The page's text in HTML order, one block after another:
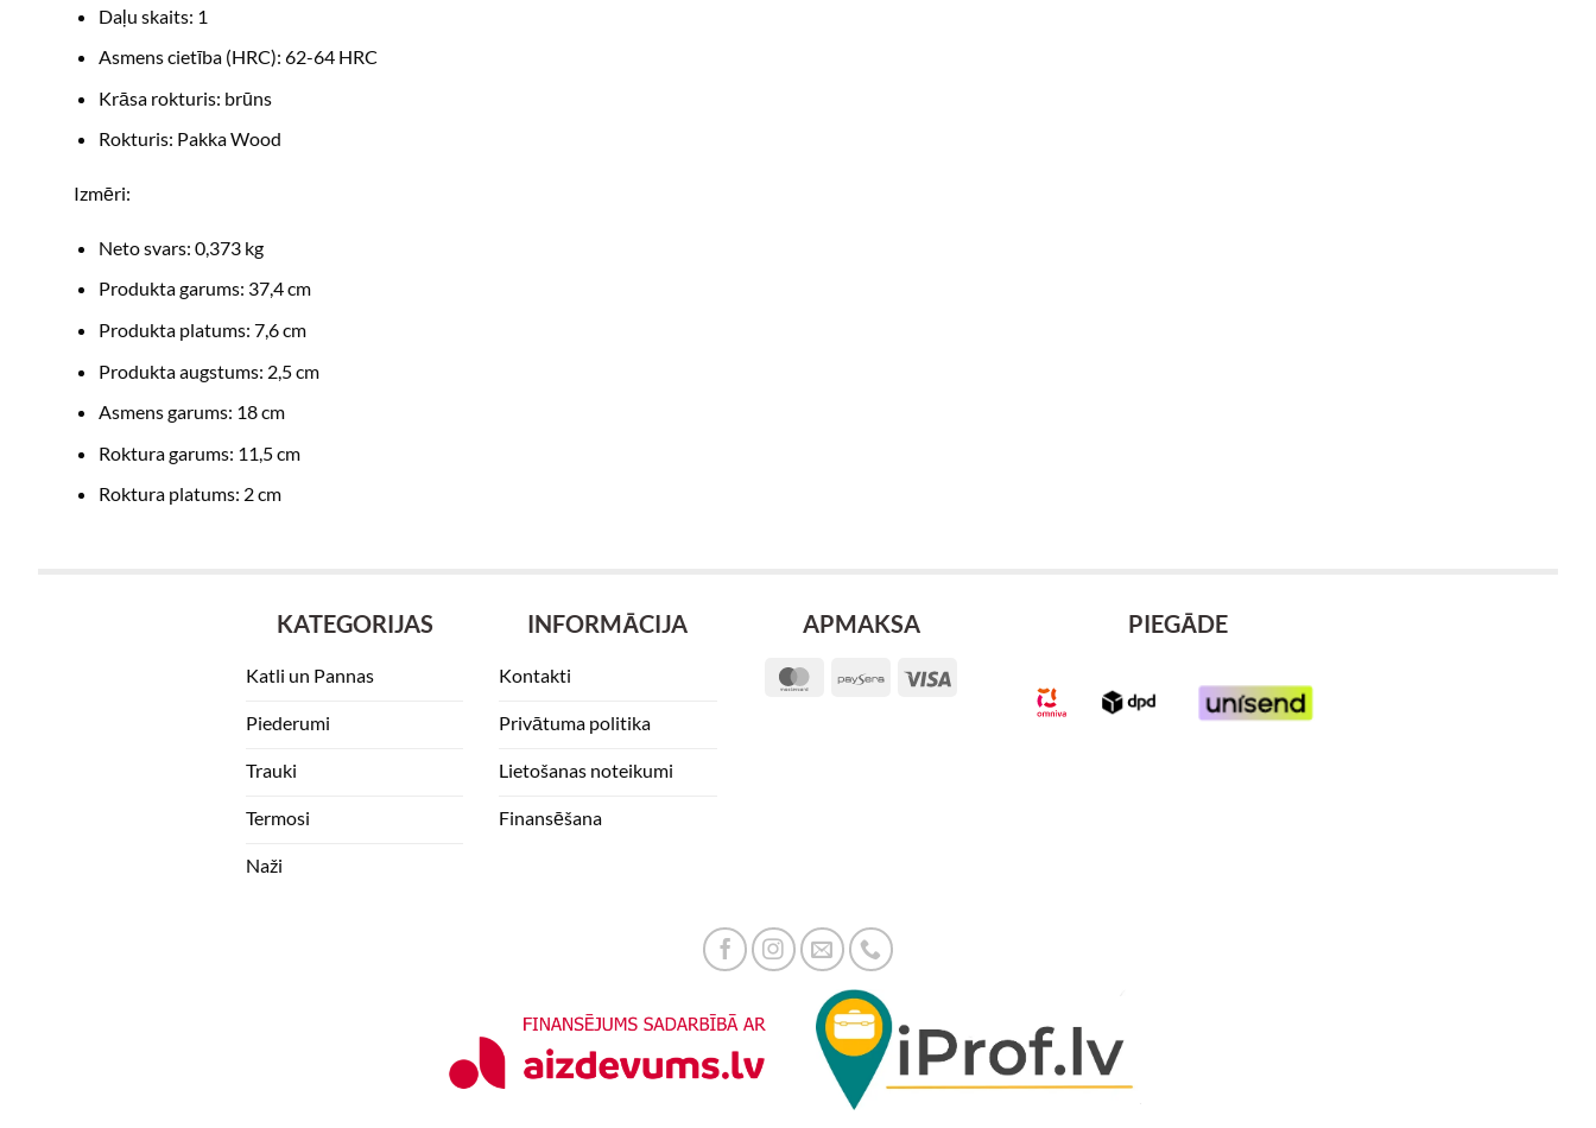
Daļu skaits: 1
Asmens cietība (HRC): 62-64 HRC
Krāsa rokturis: brūns
Rokturis: Pakka Wood
Izmēri:
Neto svars: 0,373 kg
Produkta garums: 37,4 cm
Produkta platums: 7,6 cm
Produkta augstums: 2,5 cm
Asmens garums: 18 cm
Roktura garums: 11,5 cm
Roktura platums: 2 cm
KATEGORIJAS
Katli un Pannas
Piederumi
Trauki
Termosi
Naži
INFORMĀCIJA
Kontakti
Privātuma politika
Lietošanas noteikumi
Finansēšana
APMAKSA
MasterCardPaysera
PIEGĀDE